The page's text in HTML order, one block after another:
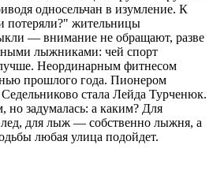
односельчан в изумление. К
потеряли?" жительницы
— внимание не обращают, разве
лыжниками: чей спорт
Неординарным фитнесом
прошлого года. Пионером
стала Лейда Турченюк.
но задумалась: а каким? Для
для лыж — собственно лыжня, а
любая улица подойдет.